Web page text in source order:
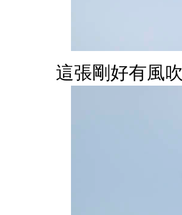
這張剛好有風